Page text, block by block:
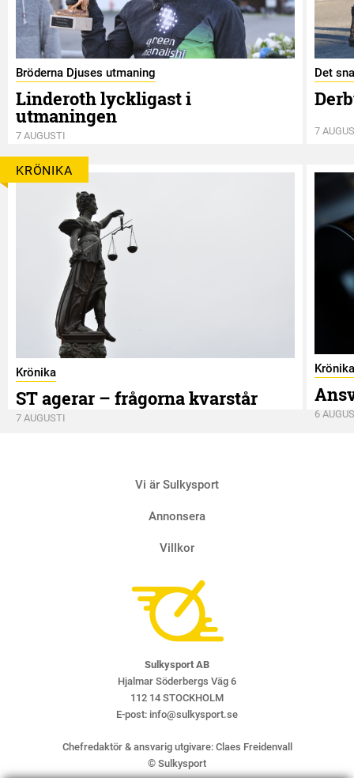
Bröderna Djuses utmaning
Linderoth lyckligast i
utmaningen
7 AUGUSTI
Det
7
KRÖNIKA
Krönika
ST agerar – frågorna kvarstår
7 AUGUSTI
Krönika
6
Vi är Sulkysport
Annonsera
Villkor
Sulkysport AB
Hjalmar Söderbergs Väg 6
112 14 STOCKHOLM
E-post: info@sulkysport.se
Chefredaktör & ansvarig utgivare: Claes Freidenvall
© Sulkysport